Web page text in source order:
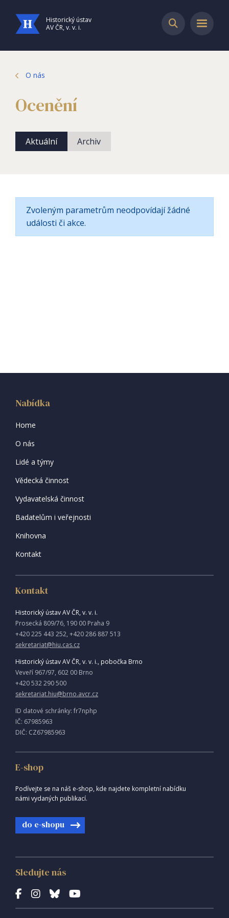
Historický ústav
AV ČR, v. v. i.
O nás
Ocenění
Aktuální Archiv
Zvoleným parametrům neodpovídají žádné
události či akce.
Nabídka
Home
O nás
Lidé a týmy
Vědecká činnost
Vydavatelská činnost
Badatelům i veřejnosti
Knihovna
Kontakt
Kontakt
Historický ústav AV ČR, v. v. i.
Prosecká 809/76, 190 00 Praha 9
+420 225 443 252, +420 286 887 513
sekretariat@hiu.cas.cz
Historický ústav AV ČR, v. v. i., pobočka Brno
Veveří 967/97, 602 00 Brno
+420 532 290 500
sekretariat.hiu@brno.avcr.cz
ID datové schránky: fr7nphp
IČ: 67985963
DIČ: CZ67985963
E-shop
Podívejte se na náš e-shop, kde najdete kompletní nabídku
námi vydaných publikací.
do e-shopu
Sledujte nás